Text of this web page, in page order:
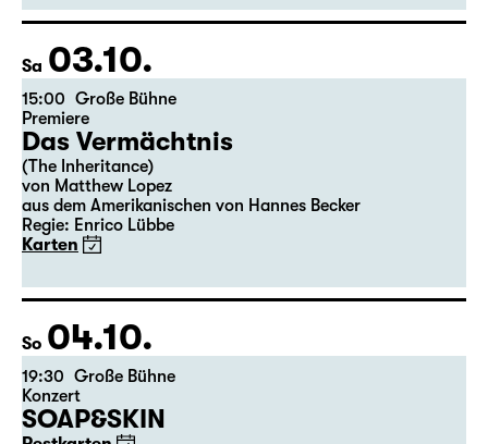
Ausverkauft
evtl. Restkarten
an der Abendkasse
Sa 03.10.
15:00 Große Bühne
Premiere
Das Vermächtnis
(The Inheritance)
aus dem Amerikanischen von Hannes Becker
Regie: Enrico Lübbe
Karten
So 04.10.